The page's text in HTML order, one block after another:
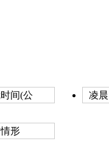
间(公
凌晨
形